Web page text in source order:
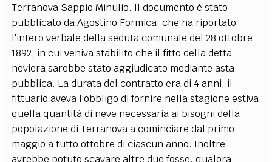
Terranova Sappio Minulio. Il documento è stato
pubblicato da Agostino Formica, che ha riportato
l'intero verbale della seduta comunale del 28 ottobre
1892, in cui veniva stabilito che il fitto della detta
neviera sarebbe stato aggiudicato mediante asta
pubblica. La durata del contratto era di 4 anni, il
fittuario aveva l’obbligo di fornire nella stagione estiva
quella quantità di neve necessaria ai bisogni della
popolazione di Terranova a cominciare dal primo
maggio a tutto ottobre di ciascun anno. Inoltre
avrebbe potuto scavare altre due fosse, qualora